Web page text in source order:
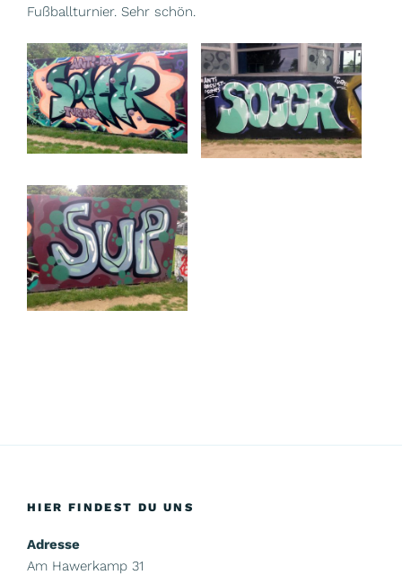
Fußballturnier. Sehr schön.
HIER FINDEST DU UNS
Adresse
Am Hawerkamp 31